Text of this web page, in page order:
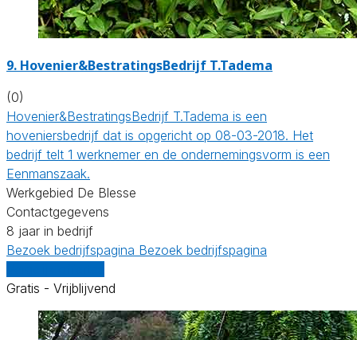
9. Hovenier&BestratingsBedrijf T.Tadema
(0)
Hovenier&BestratingsBedrijf T.Tadema is een
hoveniersbedrijf dat is opgericht op 08-03-2018. Het
bedrijf telt 1 werknemer en de ondernemingsvorm is een
Eenmanszaak.
Werkgebied De Blesse
Contactgegevens
8 jaar in bedrijf
Bezoek bedrijfspagina Bezoek bedrijfspagina
Gratis - Vrijblijvend